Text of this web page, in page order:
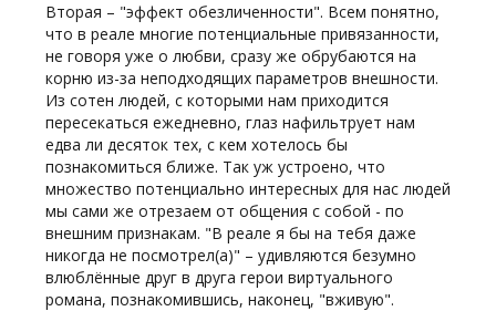
Вторая – "эффект обезличенности". Всем понятно,
что в реале многие потенциальные привязанности,
не говоря уже о любви, сразу же обрубаются на
корню из-за неподходящих параметров внешности.
Из сотен людей, с которыми нам приходится
пересекаться ежедневно, глаз нафильтрует нам
едва ли десяток тех, с кем хотелось бы
познакомиться ближе. Так уж устроено, что
множество потенциально интересных для нас людей
мы сами же отрезаем от общения с собой - по
внешним признакам. "В реале я бы на тебя даже
никогда не посмотрел(а)" – удивляются безумно
влюблённые друг в друга герои виртуального
романа, познакомившись, наконец, "вживую".